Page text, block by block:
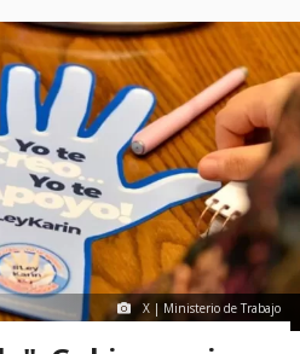
X | Ministerio de Trabajo